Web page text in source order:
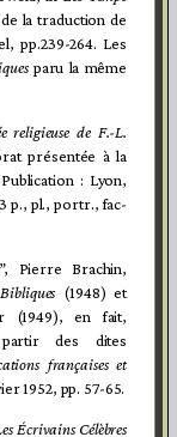
la traduction de
pp.239-264. Les
paru la même
religieuse de F.-L.
présentée à la
: Lyon,
p., pl., portr., fac-
Pierre Brachin,
(1948) et
(1949), en fait,
des dites
françaises et
1952, pp. 57-65.
Écrivains Célèbres